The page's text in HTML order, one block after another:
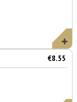
€8.55